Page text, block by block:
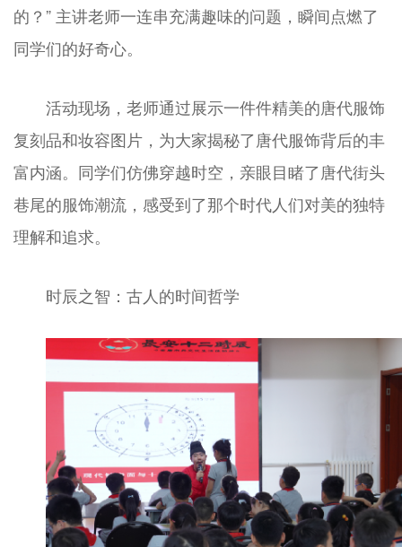
的？” 主讲老师一连串充满趣味的问题，瞬间点燃了
同学们的好奇心。
活动现场，老师通过展示一件件精美的唐代服饰
复刻品和妆容图片，为大家揭秘了唐代服饰背后的丰
富内涵。同学们仿佛穿越时空，亲眼目睹了唐代街头
巷尾的服饰潮流，感受到了那个时代人们对美的独特
理解和追求。
时辰之智：古人的时间哲学